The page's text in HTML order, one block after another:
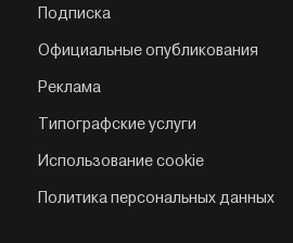
Подписка
Официальные опубликования
Реклама
Типографские услуги
Использование cookie
Политика персональных данных